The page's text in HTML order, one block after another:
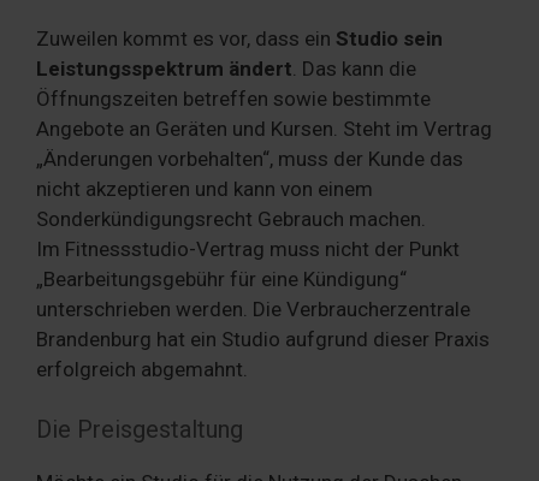
Zuweilen kommt es vor, dass ein Studio sein
Leistungsspektrum ändert . Das kann die
Öffnungszeiten betreffen sowie bestimmte
Angebote an Geräten und Kursen. Steht im Vertrag
„Änderungen vorbehalten“, muss der Kunde das
nicht akzeptieren und kann von einem
Sonderkündigungsrecht Gebrauch machen.
Im Fitnessstudio-Vertrag muss nicht der Punkt
„Bearbeitungsgebühr für eine Kündigung“
unterschrieben werden. Die Verbraucherzentrale
Brandenburg hat ein Studio aufgrund dieser Praxis
erfolgreich abgemahnt.
Die Preisgestaltung